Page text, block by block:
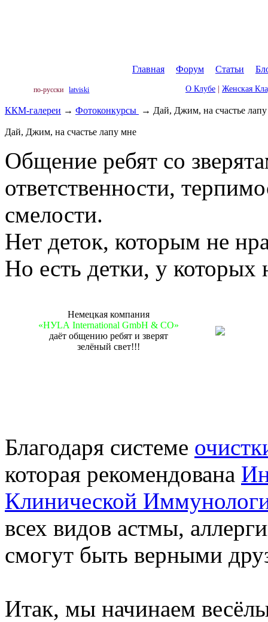
Главная Форум Статьи
по-русски latviski О Клубе Женская
ККМ-галереи → Фотоконкурсы → Дай, Джим, на счастье
Дай, Джим, на счастье лапу мне
Общение ребят со
ответственности,
смелости.
Нет деток, которым не
Но есть детки, у которых
Немецкая компания
«НУLА International GmbH & CO»
даёт общению ребят и зверят
зелёный свет!!!
Благодаря системе
которая рекомендована
Клинической
всех видов астмы,
смогут быть верными
Итак, мы начинаем